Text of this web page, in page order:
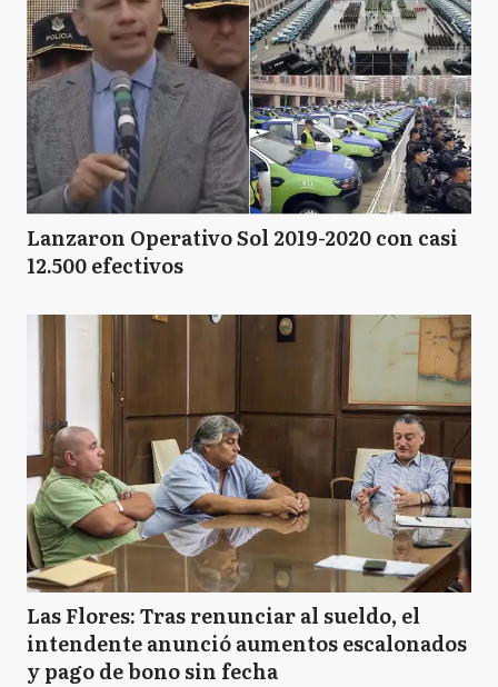
Lanzaron Operativo Sol 2019-2020 con casi
12.500 efectivos
Las Flores: Tras renunciar al sueldo, el
intendente anunció aumentos escalonados
y pago de bono sin fecha